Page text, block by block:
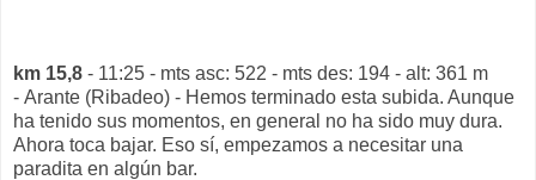
km 15,8 - 11:25 - mts asc: 522 - mts des: 194 - alt: 361 m
- Arante (Ribadeo) - Hemos terminado esta subida. Aunque
ha tenido sus momentos, en general no ha sido muy dura.
Ahora toca bajar. Eso sí, empezamos a necesitar una
paradita en algún bar.